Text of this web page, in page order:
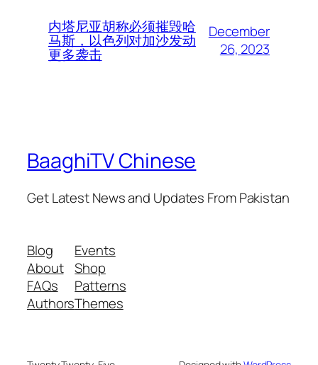
内塔尼亚胡称必须摧毁哈
马斯，以色列对加沙发动
更多袭击
December
26, 2023
BaaghiTV Chinese
Get Latest News and Updates From Pakistan
Blog
About
FAQs
Authors
Events
Shop
Patterns
Themes